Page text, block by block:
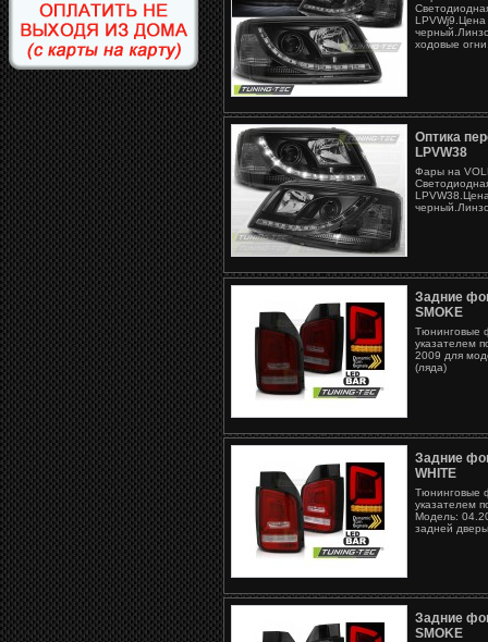
ходовые
Оптика
LPVW38
Фары на
Задние
SMOKE
Тюнинговые
указателем
2009 для
(ляда)
Задние
WHITE
Тюнинговые
указателем
Модель:
задней
Задние
SMOKE